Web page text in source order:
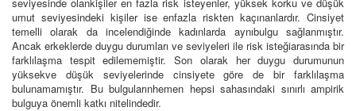
umut seviyesindeki kişiler ise enfazla riskten kaçınanlardır. Cinsiyet
temelli olarak da incelendiğinde kadınlarda aynıbulgu sağlanmıştır.
Ancak erkeklerde duygu durumları ve seviyeleri ile risk isteğiarasında bir
farklılaşma tespit edilememiştir. Son olarak her duygu durumunun
yüksekve düşük seviyelerinde cinsiyete göre de bir farklılaşma
bulunamamıştır. Bu bulgularınhemen hepsi sahasındaki sınırlı ampirik
bulguya önemli katkı nitelindedir.